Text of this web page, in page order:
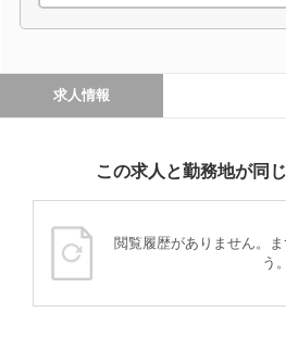
求人情報
この求人と勤務地が同
閲覧履歴がありません。
う。